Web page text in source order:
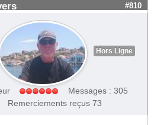
#810
Hors Ligne
Messages : 305
Remerciements reçus 73